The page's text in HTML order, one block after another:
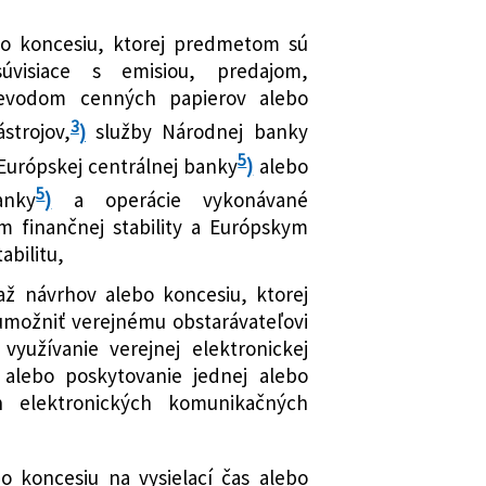
a o zmene a doplnení
v znení neskorších predpisov a
zákony
a dopĺňa zákon č. 343/2015 Z. z.
a o zmene a doplnení
v znení neskorších predpisov
z fondov Európskej únie a o
niektorých zákonov
súdov a o zmene a
zákonov
a dopĺňa zákon č. 222/2022 Z. z.
bývania a o zmene a
zákonov v znení neskorších
sa menia a dopĺňajú niektoré
a dopĺňa zákon č. 300/2005 Z. z.
koncesiu, ktorej predmetom sú
s emisiou, predajom,
cenných papierov alebo
3)služby Národnej banky
centrálnej banky5) alebo
5) a operácie vykonávané
finančnej stability a Európskym
návrhov alebo koncesiu, ktorej
verejnému obstarávateľovi
verejnej elektronickej
poskytovanie jednej alebo
elektronických komunikačných
koncesiu na vysielací čas alebo